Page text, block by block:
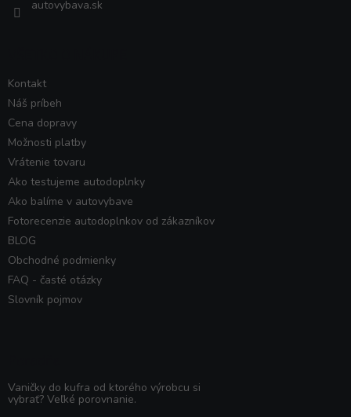
autovybava.sk
Kontakt
Náš príbeh
Cena dopravy
Možnosti platby
Vrátenie tovaru
Ako testujeme autodoplnky
Ako balíme v autovybave
Fotorecenzie autodoplnkov od zákazníkov
BLOG
Obchodné podmienky
FAQ - časté otázky
Slovník pojmov
Vaničky do kufra od ktorého výrobcu si
vybrať? Veľké porovnanie.